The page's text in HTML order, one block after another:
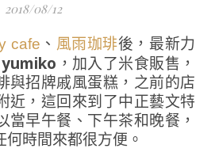
2018/08/12
cafe 、 風雨珈琲後，最新力
，加入了米食販售，
與招牌戚風蛋糕，之前的店
近，這回來到了中正藝文特
當早午餐、下午茶和晚餐，
時間來都很方便。